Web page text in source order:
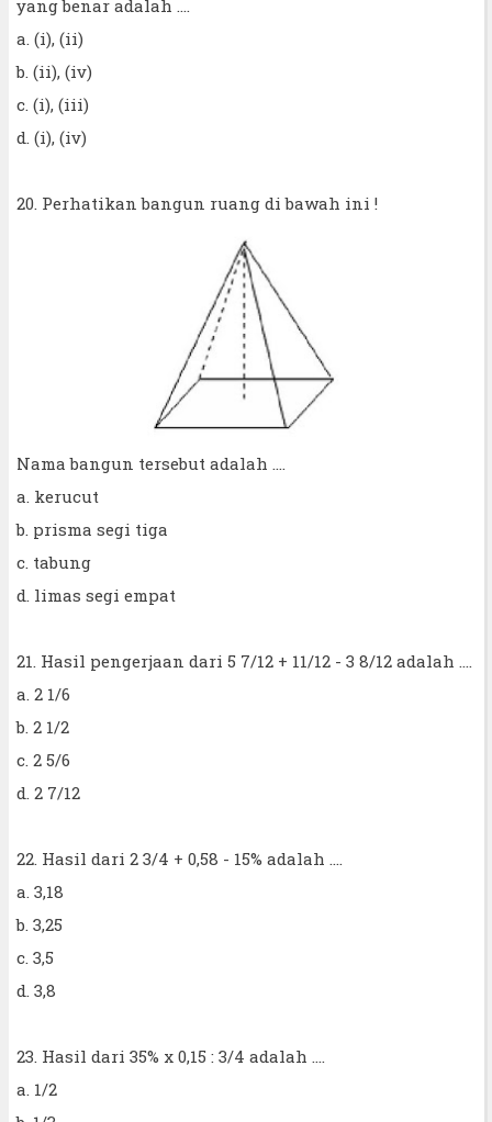
yang benar adalah ....
a. (i), (ii)
b. (ii), (iv)
c. (i), (iii)
d. (i), (iv)
20. Perhatikan bangun ruang di bawah ini !
Nama bangun tersebut adalah ....
a. kerucut
b. prisma segi tiga
c. tabung
d. limas segi empat
21. Hasil pengerjaan dari 5 7/12 + 11/12 - 3 8/12 adalah ....
a. 2 1/6
b. 2 1/2
c. 2 5/6
d. 2 7/12
22. Hasil dari 2 3/4 + 0,58 - 15% adalah ....
a. 3,18
b. 3,25
c. 3,5
d. 3,8
23. Hasil dari 35% x 0,15 : 3/4 adalah ....
a. 1/2